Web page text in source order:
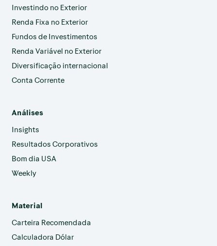
Investindo no Exterior
Renda Fixa no Exterior
Fundos de Investimentos
Renda Variável no Exterior
Diversificação internacional
Conta Corrente
Análises
Insights
Resultados Corporativos
Bom dia USA
Weekly
Material
Carteira Recomendada
Calculadora Dólar